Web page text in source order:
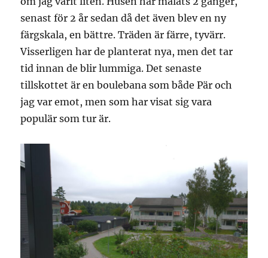
senast för 2 år sedan då det även blev en ny
färgskala, en bättre. Träden är färre, tyvärr.
Visserligen har de planterat nya, men det tar
tid innan de blir lummiga. Det senaste
tillskottet är en boulebana som både Pär och
jag var emot, men som har visat sig vara
populär som tur är.